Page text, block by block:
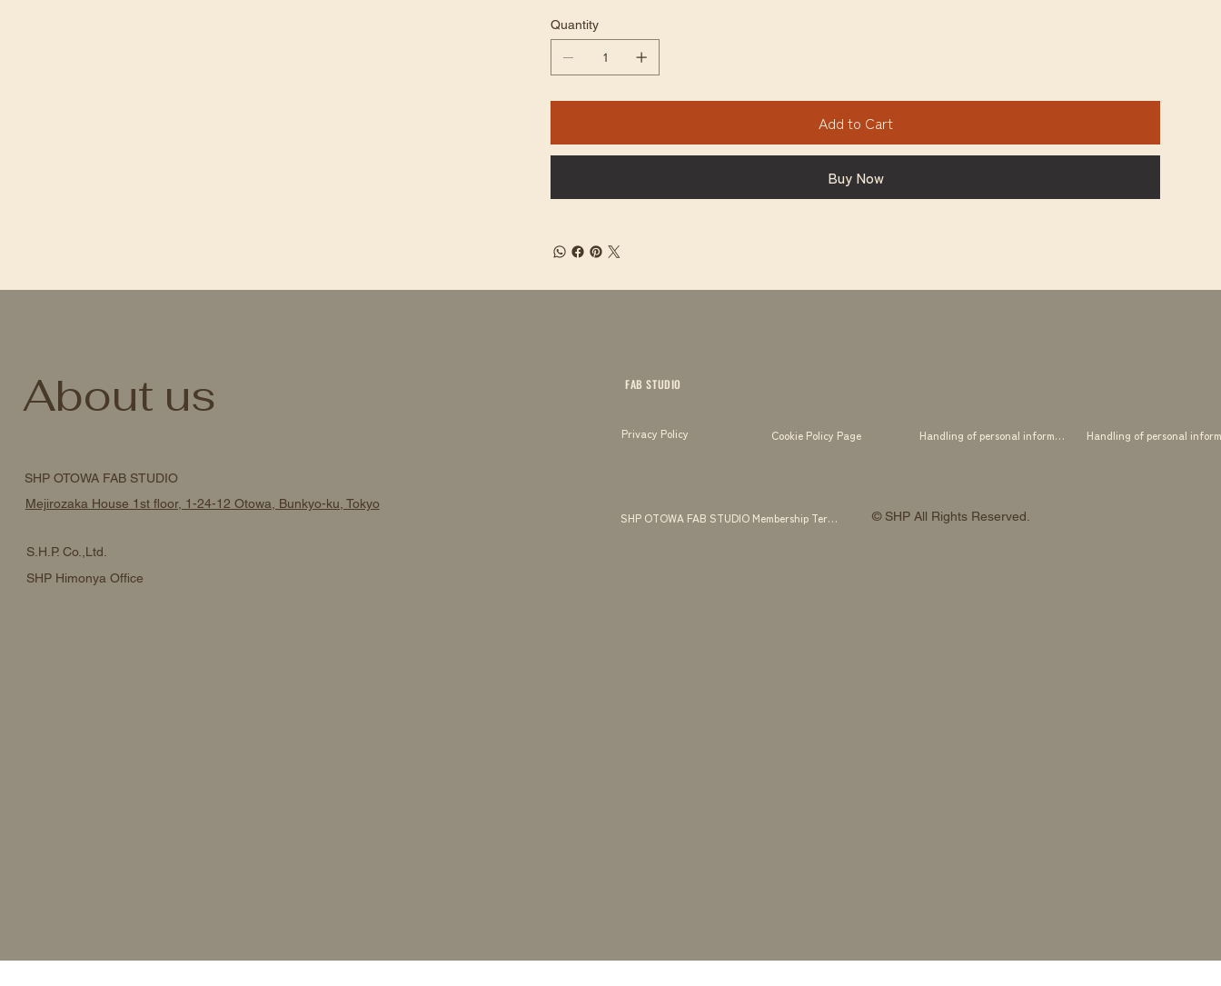
Quantity
Add to Cart
Buy Now
FAB STUDIO
Privacy Policy Cookie Policy Page Handling of personal information
SHP OTOWA FAB STUDIO Membership Terms and Conditions © SHP All Rights Reserved.
SHP OTOWA FAB STUDIO
Mejirozaka House 1st floor, 1-24-12 Otowa, Bunkyo-ku, Tokyo
S.H.P. Co.,Ltd.
SHP Himonya Office
About us